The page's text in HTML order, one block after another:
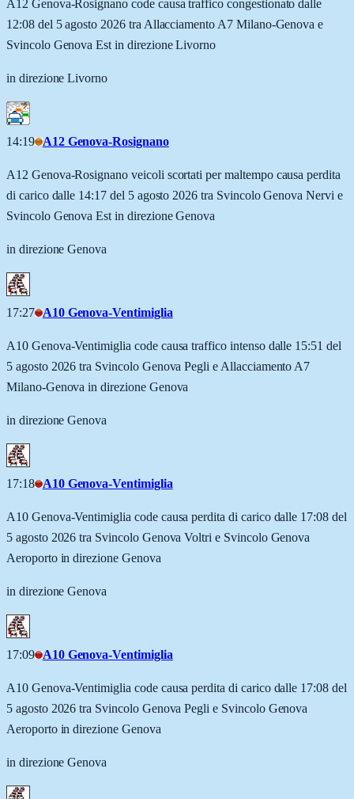
A12 Genova-Rosignano code causa traffico congestionato dalle
12:08 del 5 agosto 2026 tra Allacciamento A7 Milano-Genova e
Svincolo Genova Est in direzione Livorno
in direzione Livorno
14:19 A12 Genova-Rosignano
A12 Genova-Rosignano veicoli scortati per maltempo causa perdita
di carico dalle 14:17 del 5 agosto 2026 tra Svincolo Genova Nervi e
Svincolo Genova Est in direzione Genova
in direzione Genova
17:27 A10 Genova-Ventimiglia
A10 Genova-Ventimiglia code causa traffico intenso dalle 15:51 del
5 agosto 2026 tra Svincolo Genova Pegli e Allacciamento A7
Milano-Genova in direzione Genova
in direzione Genova
17:18 A10 Genova-Ventimiglia
A10 Genova-Ventimiglia code causa perdita di carico dalle 17:08 del
5 agosto 2026 tra Svincolo Genova Voltri e Svincolo Genova
Aeroporto in direzione Genova
in direzione Genova
17:09 A10 Genova-Ventimiglia
A10 Genova-Ventimiglia code causa perdita di carico dalle 17:08 del
5 agosto 2026 tra Svincolo Genova Pegli e Svincolo Genova
Aeroporto in direzione Genova
in direzione Genova